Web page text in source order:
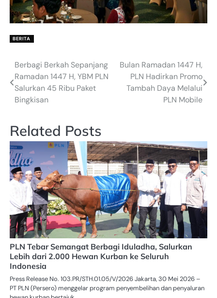
BERITA
Post
navigation
Berbagi Berkah Sepanjang
Ramadan 1447 H, YBM PLN
Salurkan 45 Ribu Paket
Bingkisan
Bulan Ramadan 1447 H,
PLN Hadirkan Promo
Tambah Daya Melalui
PLN Mobile
Related Posts
PLN Tebar Semangat Berbagi Iduladha, Salurkan
Lebih dari 2.000 Hewan Kurban ke Seluruh
Indonesia
Press Release No. 103.PR/STH.01.05/V/2026 Jakarta, 30 Mei 2026 –
PT PLN (Persero) menggelar program penyembelihan dan penyaluran